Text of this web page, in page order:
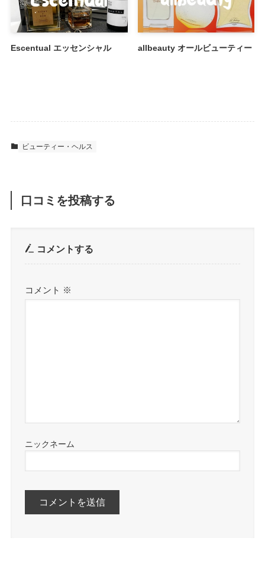
Escentual エッセンシャル allbeauty オールビューティー
ビューティー・ヘルス
口コミを投稿する
コメントする
コメント ※